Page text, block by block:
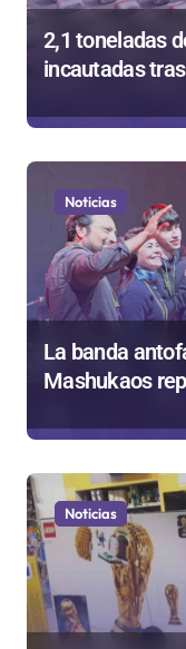
2,1 toneladas
incautadas
Noticias
La banda
Mashukaos
de Valparaíso
Noticias